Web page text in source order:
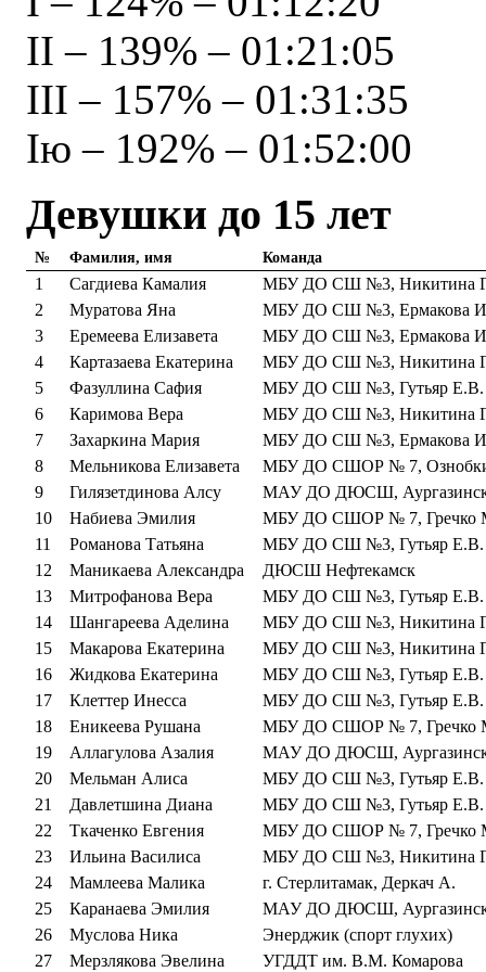
II – 139% – 01:21:05
III – 157% – 01:31:35
Iю – 192% – 01:52:00
Девушки до 15 лет
№ Фамилия, имя Команда
1 Сагдиева Камалия
МБУ ДО СШ №3, Никитина
2
Муратова Яна
МБУ ДО СШ №3, Ермакова
3
Еремеева Елизавета
МБУ ДО СШ №3, Ермакова
4
Картазаева Екатерина
МБУ ДО СШ №3, Никитина
5
Фазуллина Сафия
МБУ ДО СШ №3, Гутьяр Е.В.
6
Каримова Вера
МБУ ДО СШ №3, Никитина
7
Захаркина Мария
МБУ ДО СШ №3, Ермакова
8
Мельникова Елизавета
МБУ ДО СШОР № 7,
9
Гилязетдинова Алсу
МАУ ДО ДЮСШ,
10
Набиева Эмилия
МБУ ДО СШОР № 7, Гречко
11
Романова Татьяна
МБУ ДО СШ №3, Гутьяр Е.В.
12
Маникаева Александра
ДЮСШ Нефтекамск
13
Митрофанова Вера
МБУ ДО СШ №3, Гутьяр Е.В.
14
Шангареева Аделина
МБУ ДО СШ №3, Никитина
15
Макарова Екатерина
МБУ ДО СШ №3, Никитина
16
Жидкова Екатерина
МБУ ДО СШ №3, Гутьяр Е.В.
17
Клеттер Инесса
МБУ ДО СШ №3, Гутьяр Е.В.
18
Еникеева Рушана
МБУ ДО СШОР № 7, Гречко
19
Аллагулова Азалия
МАУ ДО ДЮСШ,
20
Мельман Алиса
МБУ ДО СШ №3, Гутьяр Е.В.
21
Давлетшина Диана
МБУ ДО СШ №3, Гутьяр Е.В.
22
Ткаченко Евгения
МБУ ДО СШОР № 7, Гречко
23
Ильина Василиса
МБУ ДО СШ №3, Никитина
24
Мамлеева Малика
г. Стерлитамак, Деркач А.
25
Каранаева Эмилия
МАУ ДО ДЮСШ,
26
Муслова Ника
Энерджик (спорт глухих)
27
Мерзлякова Эвелина
УГДДТ им. В.М. Комарова